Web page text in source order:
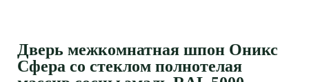
Дверь межкомнатная шпон Оникс
Сфера со стеклом полнотелая